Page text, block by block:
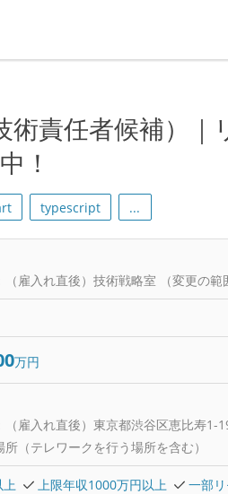
術責任者候補）
！
typescript ...
（雇入れ直後）技術戦略室 （変更の
万円
（雇入れ直後）東京都渋谷区恵比寿
（テレワークを行う場所を含む）
上 上限年収1000万円以上 一部